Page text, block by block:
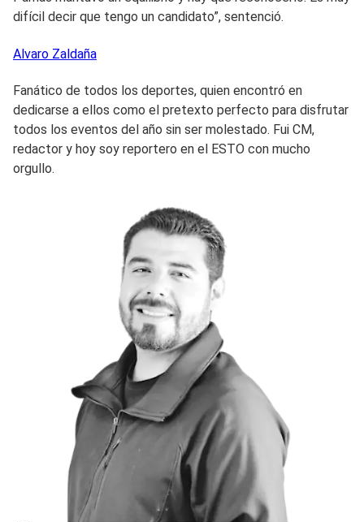
difícil decir que tengo un candidato”, sentenció.
Alvaro Zaldaña
Fanático de todos los deportes, quien encontró en
dedicarse a ellos como el pretexto perfecto para disfrutar
todos los eventos del año sin ser molestado. Fui CM,
redactor y hoy soy reportero en el ESTO con mucho
orgullo.